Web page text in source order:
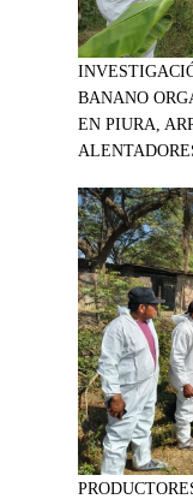
BANANO
EN PIURA,